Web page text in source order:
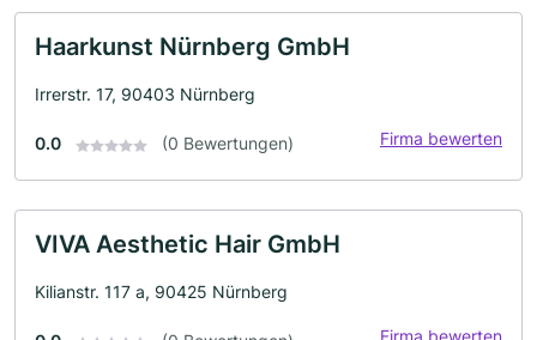
Haarkunst Nürnberg GmbH
Irrerstr. 17, 90403 Nürnberg
0.0 (0 Bewertungen) Firma bewerten
VIVA Aesthetic Hair GmbH
Kilianstr. 117 a, 90425 Nürnberg